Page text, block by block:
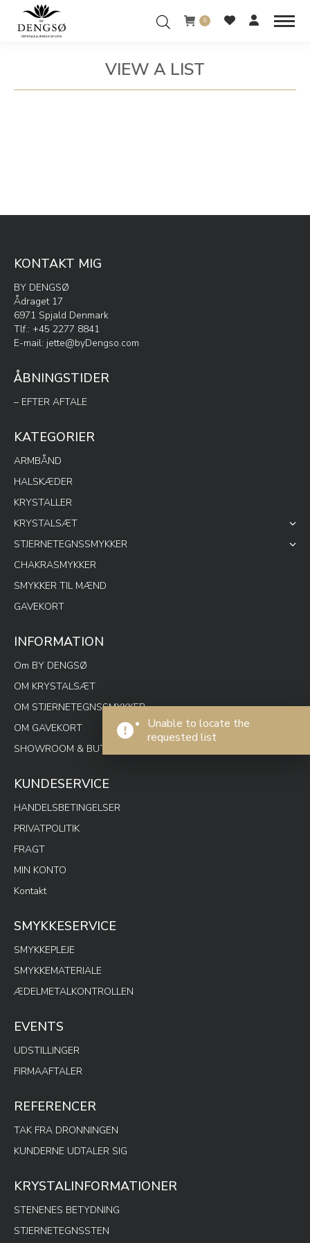
0
VIEW A LIST
You are here:
Unable to locate the
requested list
KONTAKT MIG
BY DENGSØ
Ådraget 17
6971 Spjald Denmark
Tlf.: +45 2277 8841
E-mail: jette@byDengso.com
ÅBNINGSTIDER
– EFTER AFTALE
KATEGORIER
ARMBÅND
HALSKÆDER
KRYSTALLER
KRYSTALSÆT
STJERNETEGNSSMYKKER
CHAKRASMYKKER
SMYKKER TIL MÆND
GAVEKORT
INFORMATION
Om BY DENGSØ
OM KRYSTALSÆT
OM STJERNETEGNSSMYKKER
OM GAVEKORT
SHOWROOM & BUTIK SPOTON
KUNDESERVICE
HANDELSBETINGELSER
PRIVATPOLITIK
FRAGT
MIN KONTO
Kontakt
SMYKKESERVICE
SMYKKEPLEJE
SMYKKEMATERIALE
ÆDELMETALKONTROLLEN
EVENTS
UDSTILLINGER
FIRMAAFTALER
REFERENCER
TAK FRA DRONNINGEN
KUNDERNE UDTALER SIG
KRYSTALINFORMATIONER
STENENES BETYDNING
STJERNETEGNSSTEN